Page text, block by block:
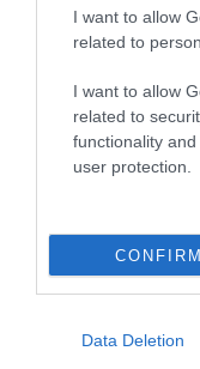
I want to allow
related to
I want to allow
related to
functionality
user protection.
CONFIRM
Data Deletion
MESÉS LÁTVÁNY,
19 MEGYE 19